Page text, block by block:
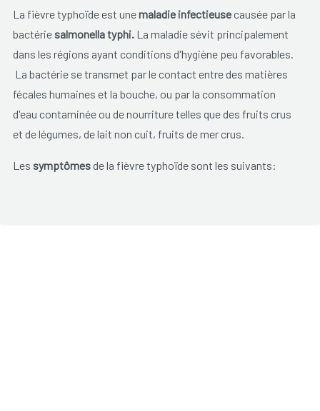
La fièvre typhoïde est unemaladie infectieusecausée par la
bactérie salmonella typhi. La maladie sévit principalement
dans les régions ayant conditions d'hygiène peu favorables.
La bactérie se transmet par le contact entre des matières
fécales humaines et la bouche, ou par la consommation
d'eau contaminée ou de nourriture telles que des fruits crus
et de légumes, de lait non cuit, fruits de mer crus.
Les symptômesde la fièvre typhoïde sont les suivants: